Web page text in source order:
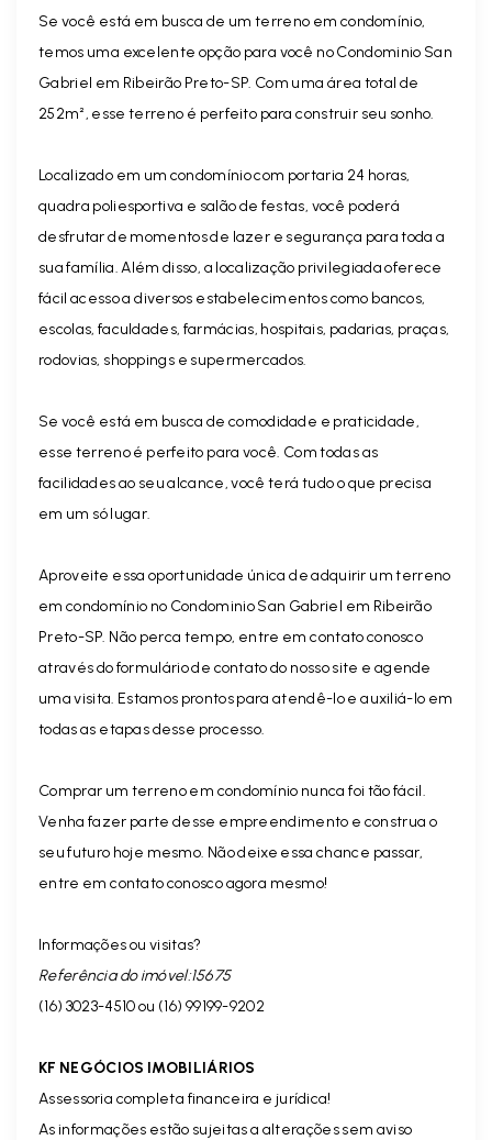
Se você está em busca de um terreno em condomínio,
temos uma excelente opção para você no Condominio San
Gabriel em Ribeirão Preto-SP. Com uma área total de
252m², esse terreno é perfeito para construir seu sonho.
Localizado em um condomínio com portaria 24 horas,
quadra poliesportiva e salão de festas, você poderá
desfrutar de momentos de lazer e segurança para toda a
sua família. Além disso, a localização privilegiada oferece
fácil acesso a diversos estabelecimentos como bancos,
escolas, faculdades, farmácias, hospitais, padarias, praças,
rodovias, shoppings e supermercados.
Se você está em busca de comodidade e praticidade,
esse terreno é perfeito para você. Com todas as
facilidades ao seu alcance, você terá tudo o que precisa
em um só lugar.
Aproveite essa oportunidade única de adquirir um terreno
em condomínio no Condominio San Gabriel em Ribeirão
Preto-SP. Não perca tempo, entre em contato conosco
através do formulário de contato do nosso site e agende
uma visita. Estamos prontos para atendê-lo e auxiliá-lo em
todas as etapas desse processo.
Comprar um terreno em condomínio nunca foi tão fácil.
Venha fazer parte desse empreendimento e construa o
seu futuro hoje mesmo. Não deixe essa chance passar,
entre em contato conosco agora mesmo!
Informações ou visitas?
Referência do imóvel:15675
(16) 3023-4510 ou (16) 99199-9202
KF NEGÓCIOS IMOBILIÁRIOS
Assessoria completa financeira e jurídica!
As informações estão sujeitas a alterações sem aviso